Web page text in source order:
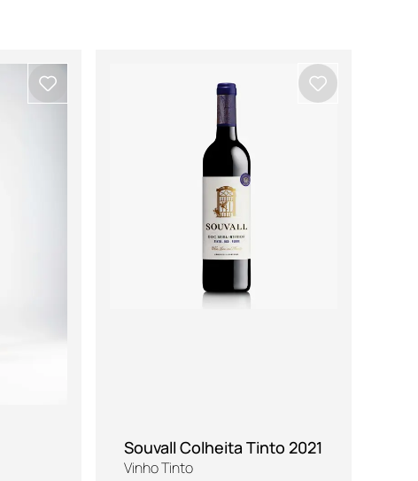
Souvall Colheita Tinto 2021
Vinho Tinto